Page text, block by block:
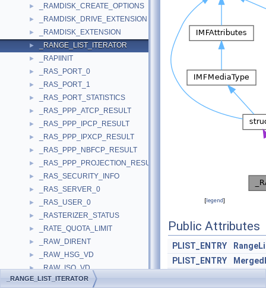
► _RAMDISK_CREATE_OPTIONS
► _RAMDISK_DRIVE_EXTENSION
► _RAMDISK_EXTENSION
► _RANGE_LIST_ITERATOR
► _RAPIINIT
► _RAS_PORT_0
► _RAS_PORT_1
► _RAS_PORT_STATISTICS
► _RAS_PPP_ATCP_RESULT
► _RAS_PPP_IPCP_RESULT
► _RAS_PPP_IPXCP_RESULT
► _RAS_PPP_NBFCP_RESULT
► _RAS_PPP_PROJECTION_RESULT
► _RAS_SECURITY_INFO
► _RAS_SERVER_0
► _RAS_USER_0
► _RASTERIZER_STATUS
► _RATE_QUOTA_LIMIT
► _RAW_DIRENT
► _RAW_HSG_VD
► _RAW_ISO_VD
► _RAW_JOLIET_VD
[legend]
Public Attributes
PLIST_ENTRY
PLIST_ENTRY
_RANGE_LIST_ITERATOR